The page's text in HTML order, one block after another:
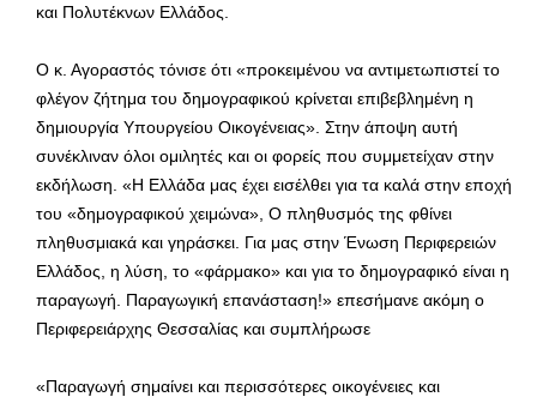
και Πολυτέκνων Ελλάδος.
Ο κ. Αγοραστός τόνισε ότι «προκειμένου να αντιμετωπιστεί το
φλέγον ζήτημα του δημογραφικού κρίνεται επιβεβλημένη η
δημιουργία Υπουργείου Οικογένειας». Στην άποψη αυτή
συνέκλιναν όλοι ομιλητές και οι φορείς που συμμετείχαν στην
εκδήλωση. «Η Ελλάδα μας έχει εισέλθει για τα καλά στην εποχή
του «δημογραφικού χειμώνα», Ο πληθυσμός της φθίνει
πληθυσμιακά και γηράσκει. Για μας στην Ένωση Περιφερειών
Ελλάδος, η λύση, το «φάρμακο» και για το δημογραφικό είναι η
παραγωγή. Παραγωγική επανάσταση!» επεσήμανε ακόμη ο
Περιφερειάρχης Θεσσαλίας και συμπλήρωσε
«Παραγωγή σημαίνει και περισσότερες οικογένειες και